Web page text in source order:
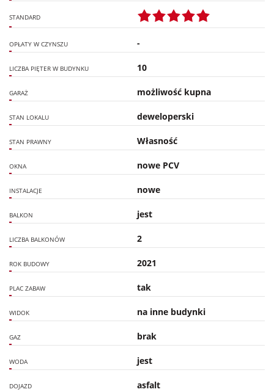
STANDARD
OPŁATY W CZYNSZU -
LICZBA PIĘTER W BUDYNKU 10
GARAŻ możliwość kupna
STAN LOKALU deweloperski
STAN PRAWNY Własność
OKNA nowe PCV
INSTALACJE nowe
BALKON jest
LICZBA BALKONÓW 2
ROK BUDOWY 2021
PLAC ZABAW tak
WIDOK na inne budynki
GAZ brak
WODA jest
DOJAZD asfalt